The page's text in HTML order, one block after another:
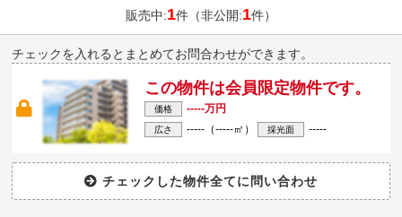
販売中:1件（非公開:1件）
チェックを入れるとまとめてお問合わせができます。
この物件は会員限定物件です。
価格 -----万円
広さ -----（-----㎡） 採光面 -----